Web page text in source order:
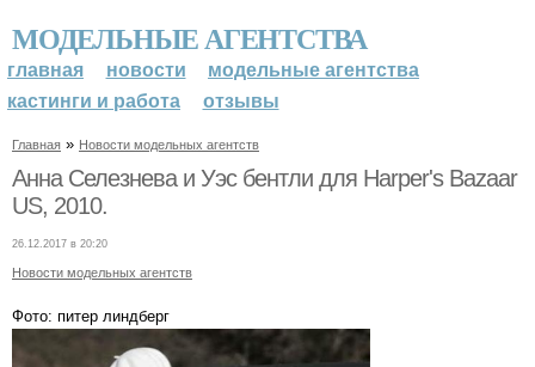
МОДЕЛЬНЫЕ АГЕНТСТВА
главная новости
модельные агентства
кастинги и работа
отзывы
Главная » Новости модельных агентств
Анна Селезнева и Уэс бентли для Harper's Bazaar
US, 2010.
26.12.2017 в 20:20
Новости модельных агентств
Фото: питер линдберг